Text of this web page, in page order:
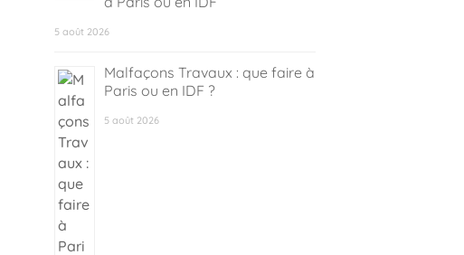
5 août 2026
Malfaçons Travaux : que faire à
Paris ou en IDF ?
5 août 2026